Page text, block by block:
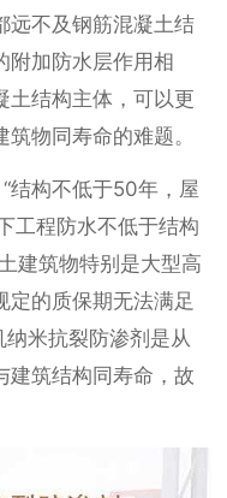
远不及钢筋混凝土结
附加防水层作用相
土结构主体，可以更
物同寿命的难题。
“结构不低于50年，屋
工程防水不低于结构
建筑物特别是大型高
定的质保期无法满足
米抗裂防渗剂是从
建筑结构同寿命，故